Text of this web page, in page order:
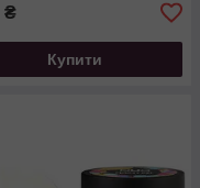
₴
Купити